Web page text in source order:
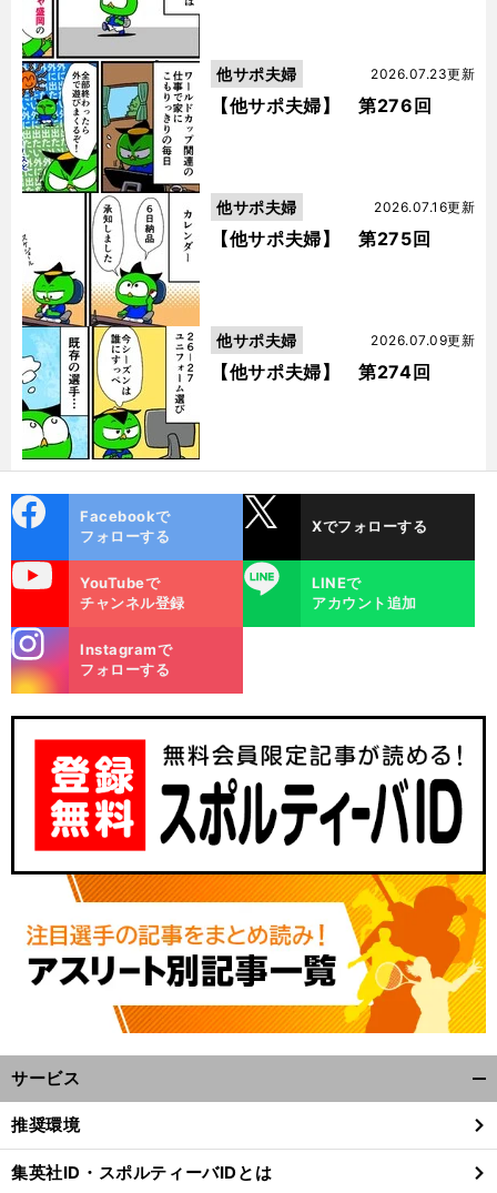
【他サポ夫婦】 第276回
2026.07.23更新
他サポ夫婦
【他サポ夫婦】 第275回
2026.07.16更新
他サポ夫婦
【他サポ夫婦】 第274回
2026.07.09更新
他サポ夫婦
ok
Facebookで
フォローする
Xでフォローする
YouTubeで
チャンネル登録
LINE
LINEで
アカウント追加
m
Instagramで
フォローする
サービス
閉
る
推奨環境
集英社ID・スポルティーバIDとは